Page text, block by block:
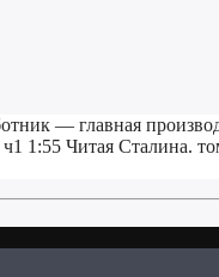
— главная
1:55 Читая Сталина.